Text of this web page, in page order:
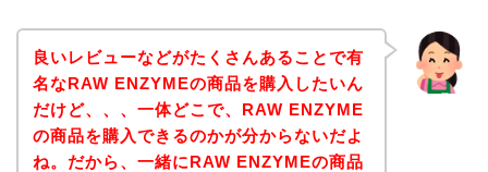
良いレビューなどがたくさんあることで有
名なRAW ENZYMEの商品を購入したいん
だけど、、、一体どこで、RAW ENZYME
の商品を購入できるのかが分からないだよ
ね。だから、一緒にRAW ENZYMEの商品